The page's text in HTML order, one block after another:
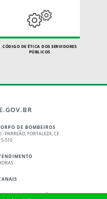
CÓDIGO DE ÉTICA DOS SERVIDORES
PÚBLICOS
DE BOMBEIROS
PARREÃO, FORTALEZA, CE
510
ESTADO DO CEARÁ